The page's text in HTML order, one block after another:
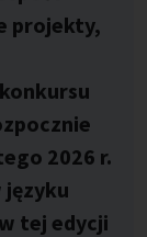
projekty,
2026 r.
języku
tej edycji